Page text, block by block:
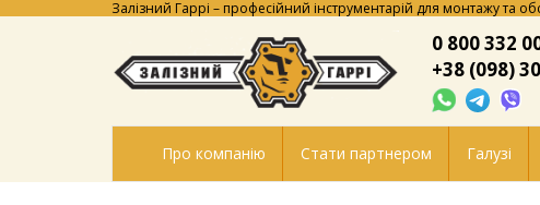
Залізний Гаррі – професійний інструментарій для монтажу та
0 800 332
+38 (098)
Про компанію Стати партнером Галузі